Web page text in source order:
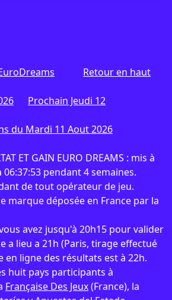
Retour en haut
Prochain Jeudi 12
du Mardi 11 Aout 2026
ET GAIN EURO DREAMS : mis à
pendant 4 semaines.
de tout opérateur de jeu.
marque déposée en France par la
avez jusqu'à 20h15 pour valider
a lieu a 21h (Paris, tirage effectué
en ligne des résultats est à 22h.
huit pays participants à
Française Des Jeux(France), la